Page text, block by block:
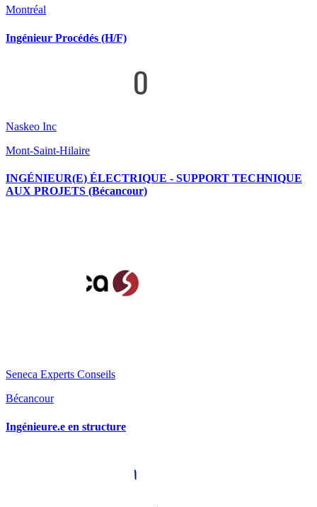
Montréal
Ingénieur Procédés (H/F)
Naskeo Inc
Mont-Saint-Hilaire
INGÉNIEUR(E) ÉLECTRIQUE - SUPPORT TECHNIQUE
AUX PROJETS (Bécancour)
Seneca Experts Conseils
Bécancour
Ingénieure.e en structure